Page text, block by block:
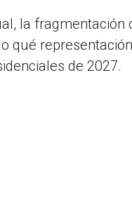
la fragmentación
qué representación
de 2027.